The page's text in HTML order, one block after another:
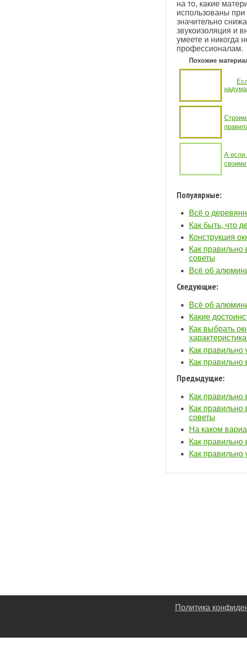
на то, какие
использованы при
значительно
звукоизоляция и
умеете и никогда
профессионалам.
Похожие
А если
Популярные:
Всё о
Как быть, что
Конструкция
Как правильно
советы
Всё об
Следующие:
Всё об
Какие
Как выбрать
Как правильно
Как правильно
Предыдущие:
Как
Как правильно
советы
На каком
Как правильно
Как правильно
Политика